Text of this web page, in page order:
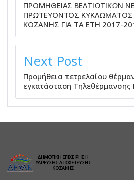
ΠΡΟΜΗΘΕΙΑΣ ΒΕΛΤΙΩΤΙΚΩΝ
ΠΡΩΤΕΥΟΝΤΟΣ
ΚΟΖΑΝΗΣ ΓΙΑ ΤΑ ΕΤΗ 2017-
Next Post
Προμήθεια πετρελαίου
εγκατάσταση Τηλεθέρμανσης